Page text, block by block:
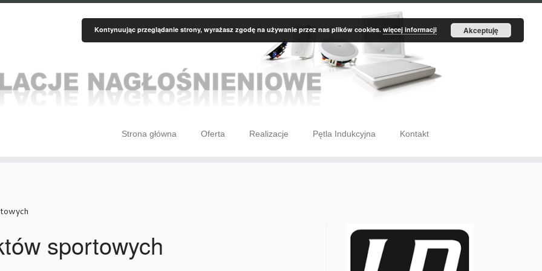
law/class-frontend.phpon line106
Strona główna Oferta Realizacje Pętla Indukcyjna Kontakt
sportowych
Kontynuując przeglądanie strony, wyrażasz zgodę na używanie przez nas plików cookies. więcej informacji Akceptuję